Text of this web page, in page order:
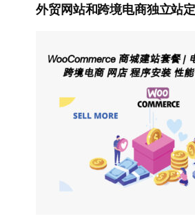
外贸网站和跨境电商独立站